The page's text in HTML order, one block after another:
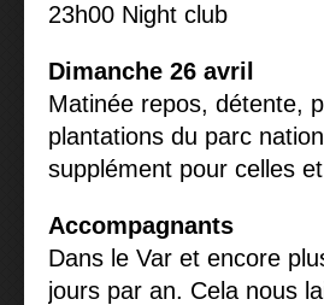
23h00 Night club
Dimanche 26 avril
Matinée repos, détente,
plantations du parc
supplément pour celles
Accompagnants
Dans le Var et encore
jours par an. Cela nous